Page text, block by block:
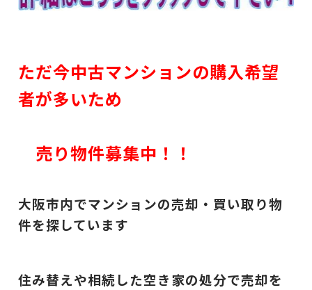
ただ今中古マンションの購入希望
者が多いため
売り物件募集中！！
大阪市内でマンションの売却・買い取り物
件を探しています
住み替えや相続した空き家の処分で売却を